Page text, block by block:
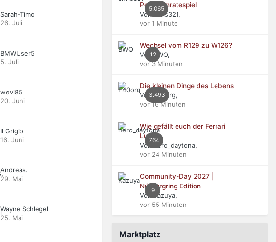
Sarah-Timo
26. Juli
BMWUser5
5. Juli
wevi85
20. Juni
Il Grigio
16. Juni
Andreas.
29. Mai
Wayne Schlegel
25. Mai
5.065
Personenratespiel
Von chris321,
vor 1 Minute
12
Wechsel vom R129 zu W126?
Von BWQ,
vor 3 Minuten
3.493
Die kleinen Dinge des Lebens
Von F40org,
vor 16 Minuten
764
Wie gefällt euch der Ferrari
Luce?
Von nero_daytona,
vor 24 Minuten
9
Community-Day 2027 |
Nürburgring Edition
Von Kazuya,
vor 55 Minuten
Marktplatz